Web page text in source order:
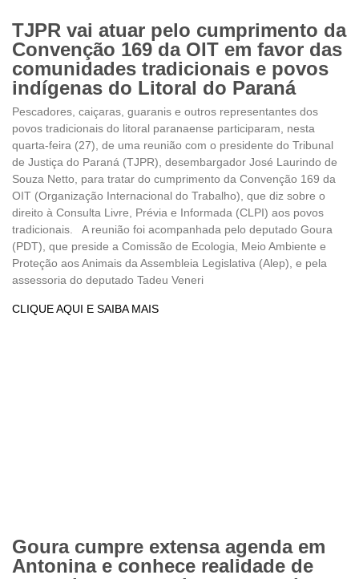
TJPR vai atuar pelo cumprimento da
Convenção 169 da OIT em favor das
comunidades tradicionais e povos
indígenas do Litoral do Paraná
Pescadores, caiçaras, guaranis e outros representantes dos
povos tradicionais do litoral paranaense participaram, nesta
quarta-feira (27), de uma reunião com o presidente do Tribunal
de Justiça do Paraná (TJPR), desembargador José Laurindo de
Souza Netto, para tratar do cumprimento da Convenção 169 da
OIT (Organização Internacional do Trabalho), que diz sobre o
direito à Consulta Livre, Prévia e Informada (CLPI) aos povos
tradicionais. A reunião foi acompanhada pelo deputado Goura
(PDT), que preside a Comissão de Ecologia, Meio Ambiente e
Proteção aos Animais da Assembleia Legislativa (Alep), e pela
assessoria do deputado Tadeu Veneri
CLIQUE AQUI E SAIBA MAIS
Goura cumpre extensa agenda em
Antonina e conhece realidade de